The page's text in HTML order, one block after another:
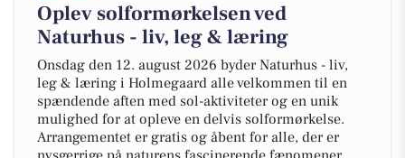
Oplev solformørkelsen ved
Naturhus - liv, leg & læring
Onsdag den 12. august 2026 byder Naturhus - liv,
leg & læring i Holmegaard alle velkommen til en
spændende aften med sol-aktiviteter og en unik
mulighed for at opleve en delvis solformørkelse.
Arrangementet er gratis og åbent for alle, der er